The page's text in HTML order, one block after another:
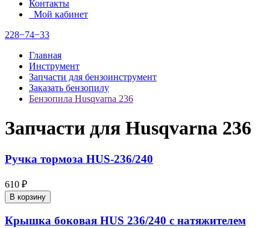
Контакты
Мой кабинет
228−74−33
Главная
Инструмент
Запчасти для бензоинструмент
Заказать бензопилу
Бензопила Husqvarna 236
Запчасти для Husqvarna 236
Ручка тормоза HUS-236/240
610 ₽
В корзину
Крышка боковая HUS 236/240 с натяжителем